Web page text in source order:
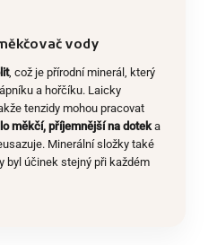
vody
, což je přírodní minerál, který
a hořčíku. Laicky
tenzidy mohou pracovat
měkčí, příjemnější na doteka
Minerální složky také
byl účinek stejný při každém